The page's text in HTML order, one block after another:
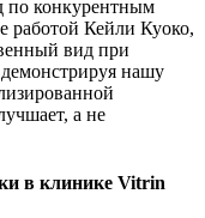
по конкурентным
работой Кейли Куоко,
вид при
нашу
а не
в клинике Vitrin